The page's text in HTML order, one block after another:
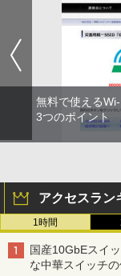
無料で使える
3つのポイント
アクセスラン
1時間
国産10GbEスイ
な中華スイッチ